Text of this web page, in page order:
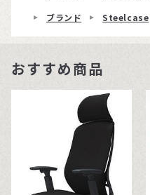
ブランド
Steelcase
おすすめ商品